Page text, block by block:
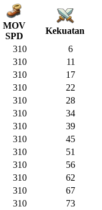
MOV
SPD
Kekuatan
310
6
310
11
310
17
310
22
310
28
310
34
310
39
310
45
310
51
310
56
310
62
310
67
310
73